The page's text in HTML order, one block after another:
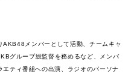
メンバーとして活動、チームキャ
グループ総監督を務めるなど、メンバ
ティ番組への出演、ラジオのパーソナ